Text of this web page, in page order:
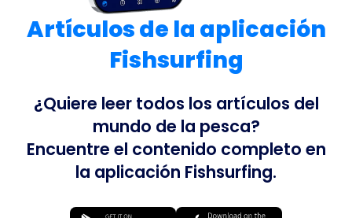
Artículos de la aplicación
Fishsurfing
¿Quiere leer todos los artículos del
mundo de la pesca?
Encuentre el contenido completo en
la aplicación Fishsurfing.